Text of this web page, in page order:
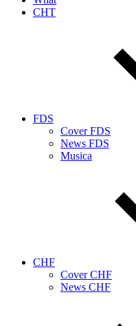
CHT
FDS
Cover FDS
News FDS
Musica
CHF
Cover CHF
News CHF